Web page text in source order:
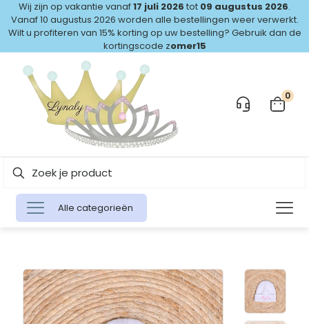
Wij zijn op vakantie vanaf17 juli 2026 tot 09 augustus 2026.
Vanaf 10 augustus 2026 worden alle bestellingen weer verwerkt.
Wilt u profiteren van 15% korting op uw bestelling? Gebruik dan de
kortingscode zomer15
0
Alle categorieën